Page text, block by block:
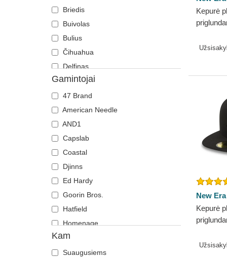
Tamsiai mėlyna
Violetinė
Žalia
Briedis
Buivolas
Bulius
Čihuahua
Delfinas
Dobermanas
Drakonas
Driežas
Drugelis
Elnias
Erelis
Feniksas
Flamingas
Gaidys
Gepardas
Grifas
Gyvatė
Hipopotamas
Gamintojai
47 Brand
American Needle
AND1
Capslab
Coastal
Djinns
Ed Hardy
Goorin Bros.
Hatfield
Homenage
Kangol
Kimoa
Kam
Suaugusiems
Kepurė
MLB
New Era
Kepurė